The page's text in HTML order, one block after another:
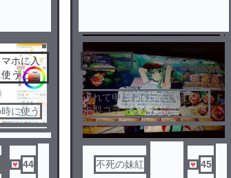
ホに入
うとこ
に使う
44
ノベ
大型コラボ
遅れて申しわけございません
大型コラボなんだぜー
不死の妹紅 45